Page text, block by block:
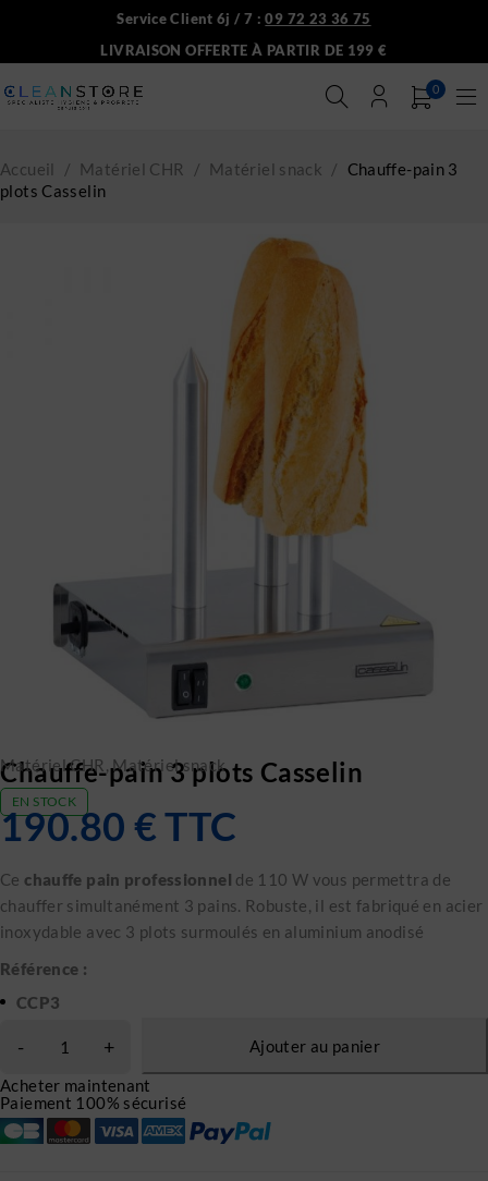
Service Client 6j / 7 :09 72 23 36 75
LIVRAISON OFFERTE À PARTIR DE 199 €
0
Accueil / Matériel CHR / Matériel snack /
Chauffe-pain 3
plots Casselin
Matériel CHR ,Matériel snack
Chauffe-pain 3 plots Casselin
EN STOCK
190.80 €TTC
Ce chauffe pain professionnel de 110 W vous permettra de
chauffer simultanément 3 pains. Robuste, il est fabriqué en acier
inoxydable avec 3 plots surmoulés en aluminium anodisé
Référence :
CCP3
Ajouter au panier
Acheter maintenant
Paiement 100% sécurisé